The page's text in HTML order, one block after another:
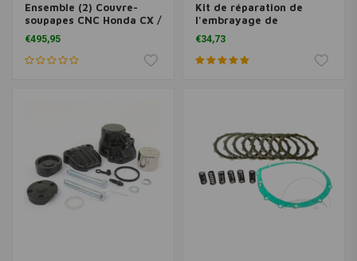
Ensemble (2) Couvre-
soupapes CNC Honda CX /
GL (tous les modèles)
€495,95
Kit de réparation de
l'embrayage de
démarrage Honda &
Suzuki
€34,73